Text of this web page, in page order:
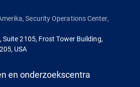
Security Operations Center,
Suite 2105, Frost Tower Building,
USA
en onderzoekscentra